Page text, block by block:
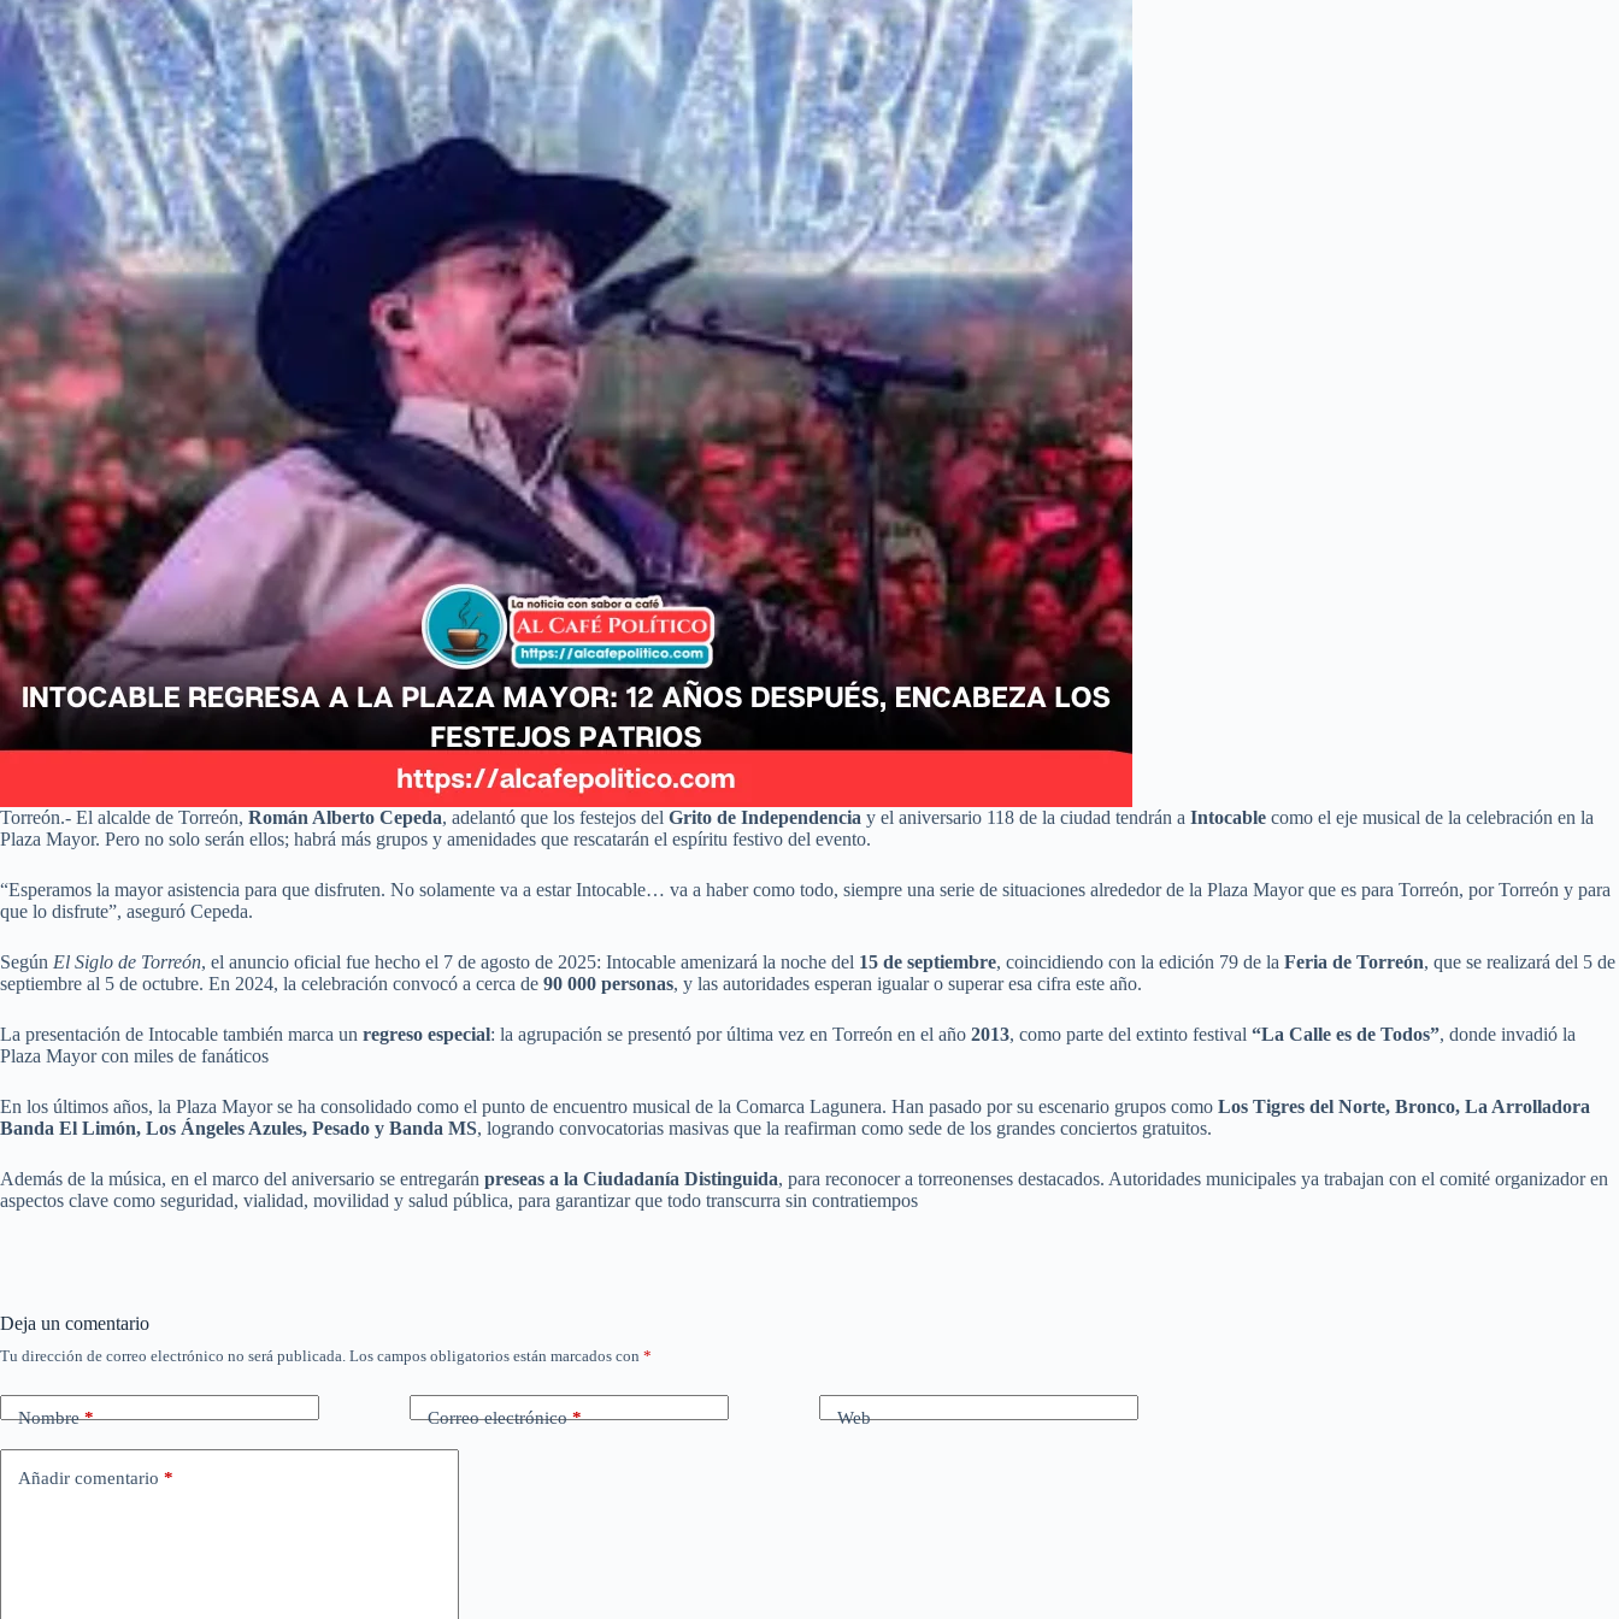
Torreón.- El alcalde de Torreón, Román Alberto Cepeda, adelantó que los festejos del Grito de Independencia y el aniversario 118 de la ciudad tendrán a Intocable como el eje musical de la celebración en la
Plaza Mayor. Pero no solo serán ellos; habrá más grupos y amenidades que rescatarán el espíritu festivo del evento.
“Esperamos la mayor asistencia para que disfruten. No solamente va a estar Intocable… va a haber como todo, siempre una serie de situaciones alrededor de la Plaza Mayor que es para Torreón, por Torreón y para
que lo disfrute”, aseguró Cepeda.
Según El Siglo de Torreón, el anuncio oficial fue hecho el 7 de agosto de 2025: Intocable amenizará la noche del 15 de septiembre, coincidiendo con la edición 79 de la Feria de Torreón, que se realizará del 5 de
septiembre al 5 de octubre. En 2024, la celebración convocó a cerca de 90 000 personas, y las autoridades esperan igualar o superar esa cifra este año.
La presentación de Intocable también marca un regreso especial: la agrupación se presentó por última vez en Torreón en el año 2013, como parte del extinto festival “La Calle es de Todos”, donde invadió la
Plaza Mayor con miles de fanáticos
En los últimos años, la Plaza Mayor se ha consolidado como el punto de encuentro musical de la Comarca Lagunera. Han pasado por su escenario grupos como Los Tigres del Norte, Bronco, La Arrolladora
Banda El Limón, Los Ángeles Azules, Pesado y Banda MS, logrando convocatorias masivas que la reafirman como sede de los grandes conciertos gratuitos.
Además de la música, en el marco del aniversario se entregarán preseas a la Ciudadanía Distinguida, para reconocer a torreonenses destacados. Autoridades municipales ya trabajan con el comité organizador en
aspectos clave como seguridad, vialidad, movilidad y salud pública, para garantizar que todo transcurra sin contratiempos
Deja un comentario
Tu dirección de correo electrónico no será publicada. Los campos obligatorios están marcados con *
Nombre* Correo electrónico* Web
Añadir comentario *